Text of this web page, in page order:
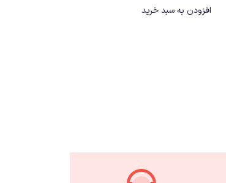
افزودن به سبد خرید